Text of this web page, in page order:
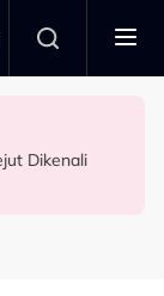
Jayakan
Balut
Dikenali
Ciptaan AI
Baba
Sebelum